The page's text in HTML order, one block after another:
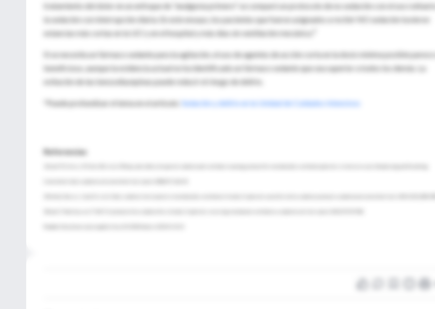
tratamiento del dolor en un enfoque de "analgesia primero" se comparó un protocolo de no sedación con el uso
la sedación con interrupción diaria. En este ensayo, los pacientes que fueron asignados a recibir NO sedación tuvieron
estancias más cortas en la UCI y en el hospital y más días sin ventilación mecánica.
Si se necesita un fármaco sedante para la agitación, el uso de agentes de acción corta en la dosis mínima posible parece
beneficioso, aunque la evidencia actual no ha identificado un fármaco sedante que sea superior a todos los demás. La
evitación de las benzodiazepinas puede reducir el riesgo de delirio.
*Puede profundizar el tema en el artículo: Sedación y delirio en la Unidad de Cuidados Intensivos
Referencias